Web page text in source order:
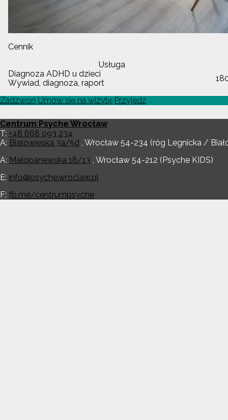
Cennik
Usługa
Diagnoza ADHD u dzieci
Wywiad, diagnoza, raport
Zadzwoń Umów się na wizytę Przyjedź
Centrum Psyche Wrocław
T: +48 668 093 234
A: Białowieska 3a/5d Wrocław 54-234 (róg Legnicka /
A: Małopanewska 18/13 Wrocław 54-212 (Psyche KIDS)
E: info@psyche.wroclaw.pl
F: fb.me/centrumpsyche